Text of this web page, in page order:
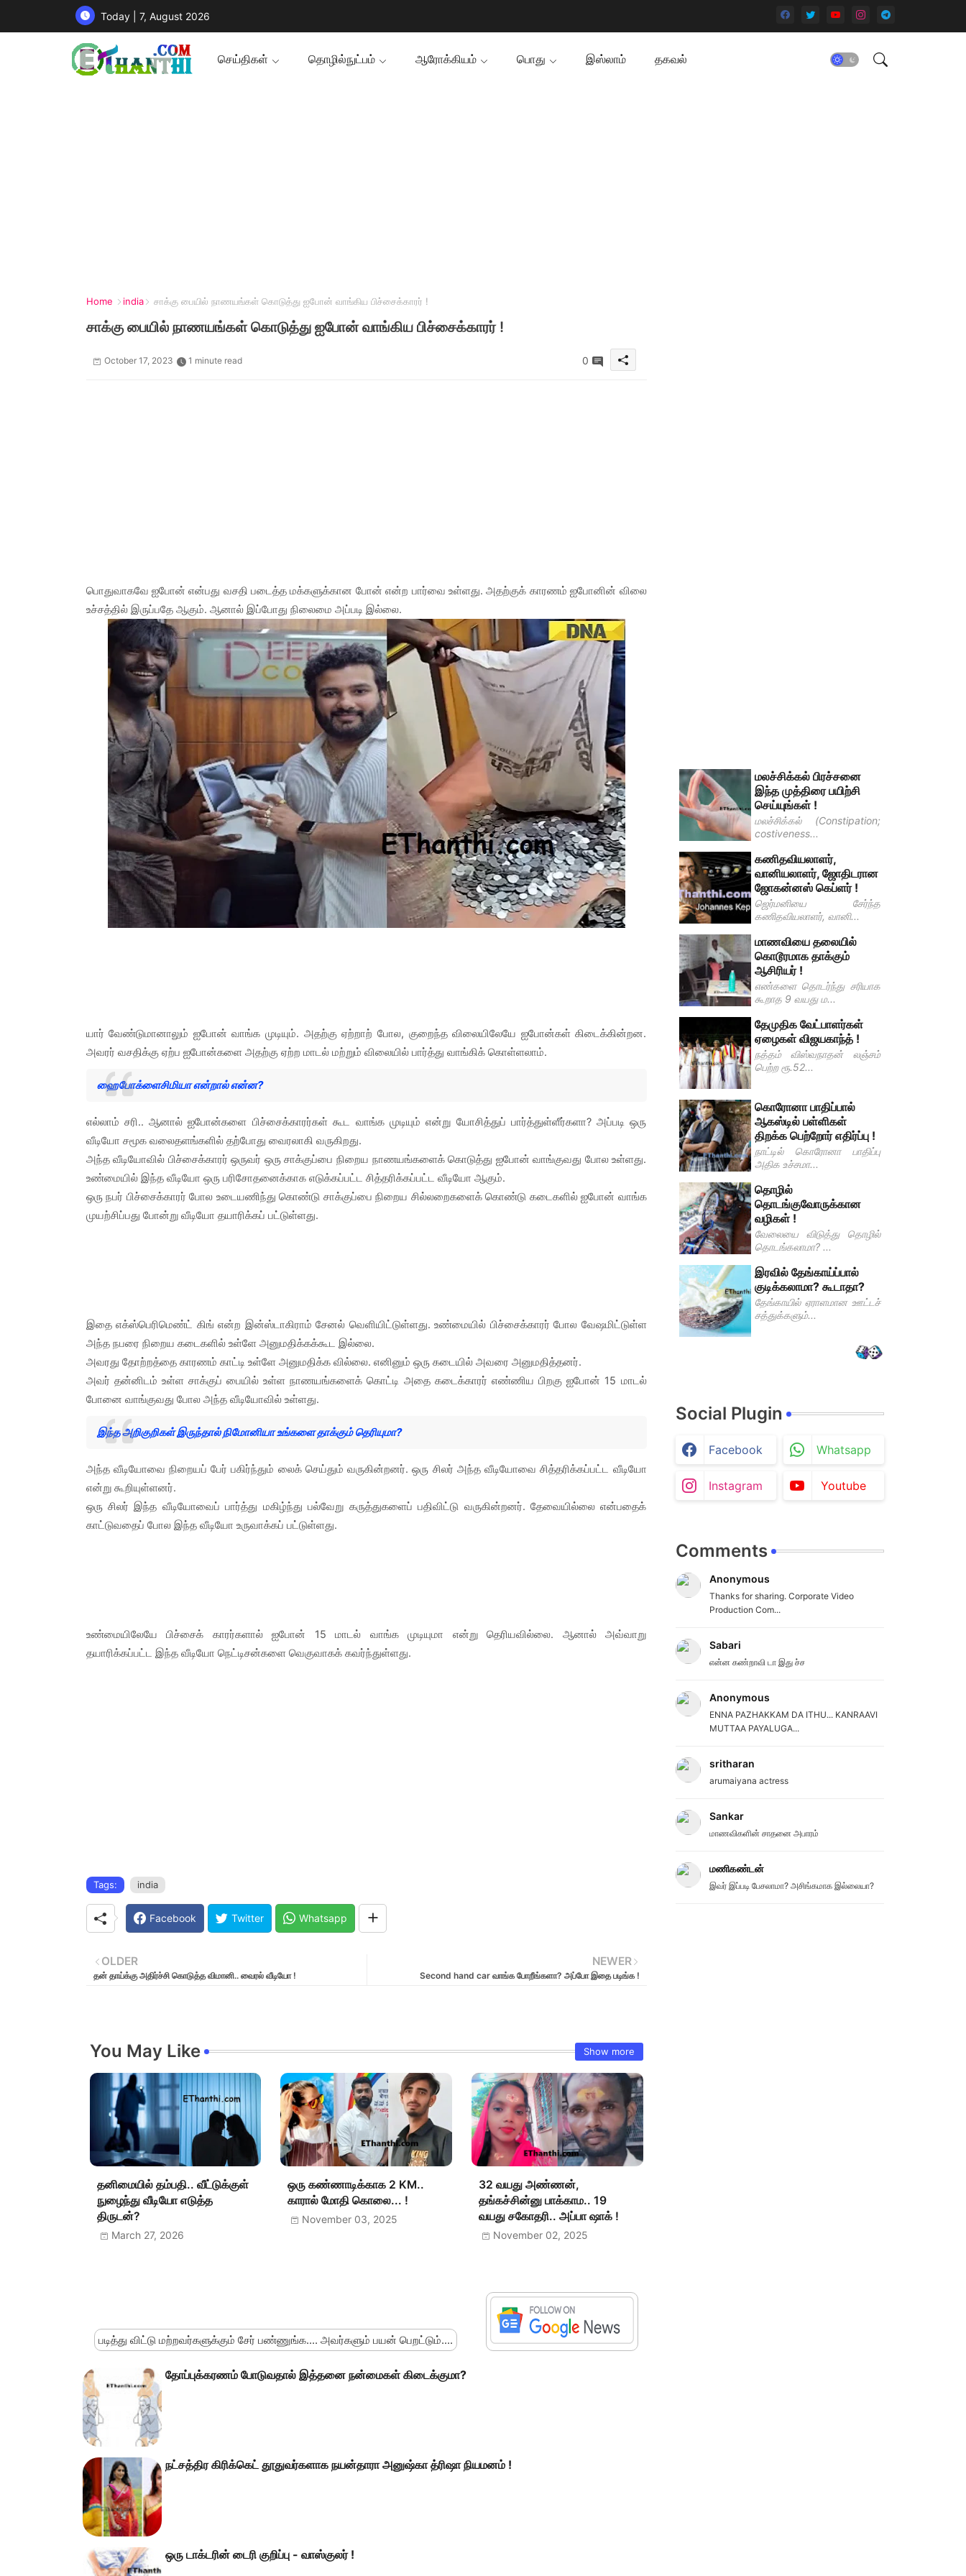
Today | 7, August 2026
செய்திகள் தொழில்நுட்பம் ஆரோக்கியம் பொது இஸ்லாம் தகவல்
Home india சாக்கு பையில் நாணயங்கள் கொடுத்து ஐபோன் வாங்கிய பிச்சைக்காரர் !
சாக்கு பையில் நாணயங்கள் கொடுத்து ஐபோன் வாங்கிய பிச்சைக்காரர் !
October 17, 2023 1 minute read 0
பொதுவாகவே ஐபோன் என்பது வசதி படைத்த மக்களுக்கான போன் என்ற பார்வை உள்ளது. அதற்குக் காரணம் ஐபோனின் விலை
உச்சத்தில் இருப்பதே ஆகும். ஆனால் இப்போது நிலைமை அப்படி இல்லை.
யார் வேண்டுமானாலும் ஐபோன் வாங்க முடியும். அதற்கு ஏற்றாற் போல, குறைந்த விலையிலேயே ஐபோன்கள் கிடைக்கின்றன.
அவரர் வசதிக்கு ஏற்ப ஐபோன்களை அதற்கு ஏற்ற மாடல் மற்றும் விலையில் பார்த்து வாங்கிக் கொள்ளலாம்.
ஹைபோக்ளைசிமியா என்றால் என்ன?
எல்லாம் சரி.. ஆனால் ஐபோன்களை பிச்சைக்காரர்கள் கூட வாங்க முடியும் என்று யோசித்துப் பார்த்துள்ளீர்களா? அப்படி ஒரு
வீடியோ சமூக வலைதளங்களில் தற்போது வைரலாகி வருகிறது.
அந்த வீடியோவில் பிச்சைக்காரர் ஒருவர் ஒரு சாக்குப்பை நிறைய நாணயங்களைக் கொடுத்து ஐபோன் வாங்குவது போல உள்ளது.
உண்மையில் இந்த வீடியோ ஒரு பரிசோதனைக்காக எடுக்கப்பட்ட சித்தரிக்கப்பட்ட வீடியோ ஆகும்.
ஒரு நபர் பிச்சைக்காரர் போல உடையணிந்து கொண்டு சாக்குப்பை நிறைய சில்லறைகளைக் கொண்டு கடைகளில் ஐபோன் வாங்க
முயற்சிப்பது போன்று வீடியோ தயாரிக்கப் பட்டுள்ளது.
இதை எக்ஸ்பெரிமெண்ட் கிங் என்ற இன்ஸ்டாகிராம் சேனல் வெளியிட்டுள்ளது. உண்மையில் பிச்சைக்காரர் போல வேஷமிட்டுள்ள
அந்த நபரை நிறைய கடைகளில் உள்ளே அனுமதிக்கக்கூட இல்லை.
அவரது தோற்றத்தை காரணம் காட்டி உள்ளே அனுமதிக்க வில்லை. எனினும் ஒரு கடையில் அவரை அனுமதித்தனர்.
அவர் தன்னிடம் உள்ள சாக்குப் பையில் உள்ள நாணயங்களைக் கொட்டி அதை கடைக்காரர் எண்ணிய பிறகு ஐபோன் 15 மாடல்
போனை வாங்குவது போல அந்த வீடியோவில் உள்ளது.
இந்த அறிகுறிகள் இருந்தால் நிமோனியா உங்களை தாக்கும் தெரியுமா?
அந்த வீடியோவை நிறையப் பேர் பகிர்ந்தும் லைக் செய்தும் வருகின்றனர். ஒரு சிலர் அந்த வீடியோவை சித்தரிக்கப்பட்ட வீடியோ
என்று கூறியுள்ளனர்.
ஒரு சிலர் இந்த வீடியோவைப் பார்த்து மகிழ்ந்து பல்வேறு கருத்துகளைப் பதிவிட்டு வருகின்றனர். தேவையில்லை என்பதைக்
காட்டுவதைப் போல இந்த வீடியோ உருவாக்கப் பட்டுள்ளது.
உண்மையிலேயே பிச்சைக் காரர்களால் ஐபோன் 15 மாடல் வாங்க முடியுமா என்று தெரியவில்லை. ஆனால் அவ்வாறு
தயாரிக்கப்பட்ட இந்த வீடியோ நெட்டிசன்களை வெகுவாகக் கவர்ந்துள்ளது.
Tags: india
Facebook Twitter Whatsapp
NEWER
Second hand car வாங்க போறீங்களா? அப்போ இதை படிங்க !
OLDER
தன் தாய்க்கு அதிர்ச்சி கொடுத்த விமானி.. வைரல் வீடியோ !
You May Like Show more
தனிமையில் தம்பதி.. வீட்டுக்குள்
நுழைந்து வீடியோ எடுத்த
திருடன்?
March 27, 2026
ஒரு கண்ணாடிக்காக 2 KM..
காரால் மோதி கொலை... !
November 03, 2025
32 வயது அண்ணன்,
தங்கச்சின்னு பாக்காம.. 19
வயது சகோதரி.. அப்பா ஷாக் !
November 02, 2025
படித்து விட்டு மற்றவர்களுக்கும் சேர் பண்ணுங்க.... அவர்களும் பயன் பெறட்டும்....
தோப்புக்கரணம் போடுவதால் இத்தனை நன்மைகள் கிடைக்குமா?
நட்சத்திர கிரிக்கெட் தூதுவர்களாக நயன்தாரா அனுஷ்கா த்ரிஷா நியமனம் !
ஒரு டாக்டரின் டைரி குறிப்பு - வாஸ்குலர் !
மலச்சிக்கல் பிரச்சனை
இந்த முத்திரை பயிற்சி
செய்யுங்கள் !
மலச்சிக்கல் (Constipation;
costiveness...
கணிதவியலாளர்,
வானியலாளர், ஜோதிடரான
ஜோகன்னஸ் கெப்ளர் !
ஜெர்மனியை சேர்ந்த
கணிதவியலாளர், வானி...
மாணவியை தலையில்
கொடூரமாக தாக்கும்
ஆசிரியர் !
எண்களை தொடர்ந்து சரியாக
கூறாத 9 வயது ம...
தேமுதிக வேட்பாளர்கள்
ஏழைகள் விஜயகாந்த் !
நத்தம் விஸ்வநாதன் லஞ்சம்
பெற்ற ரூ.52...
கொரோனா பாதிப்பால்
ஆகஸ்டில் பள்ளிகள்
திறக்க பெற்றோர் எதிர்ப்பு !
நாட்டில் கொரோனா பாதிப்பு
அதிக உச்சமா...
தொழில்
தொடங்குவோருக்கான
வழிகள் !
வேலையை விடுத்து தொழில்
தொடங்கலாமா? ...
இரவில் தேங்காய்ப்பால்
குடிக்கலாமா? கூடாதா?
தேங்காயில் ஏராளமான ஊட்டச்
சத்துக்களும்...
Social Plugin
Facebook Whatsapp
Instagram Youtube
Comments
Anonymous
Thanks for sharing. Corporate Video
Production Com...
Sabari
என்ன கண்றாவி டா இது ச்ச
Anonymous
ENNA PAZHAKKAM DA ITHU... KANRAAVI
MUTTAA PAYALUGA...
sritharan
arumaiyana actress
Sankar
மாணவிகளின் சாதனை அபாரம்
மணிகண்டன்
இவர் இப்படி பேசலாமா? அசிங்கமாக இல்லையா?